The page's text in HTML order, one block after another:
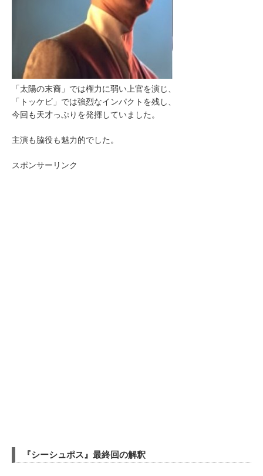
「太陽の末裔」では権力に弱い上官を演じ、
「トッケビ」では強烈なインパクトを残し、
今回も天才っぷりを発揮していました。
主演も脇役も魅力的でした。
スポンサーリンク
『シーシュポス』最終回の解釈